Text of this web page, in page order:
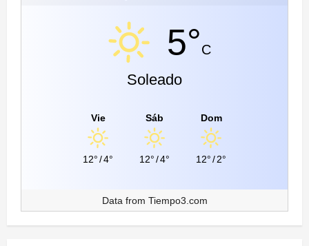
5°C
Soleado
Vie
12°/4°
Sáb
12°/4°
Dom
12°/2°
Data from Tiempo3.com